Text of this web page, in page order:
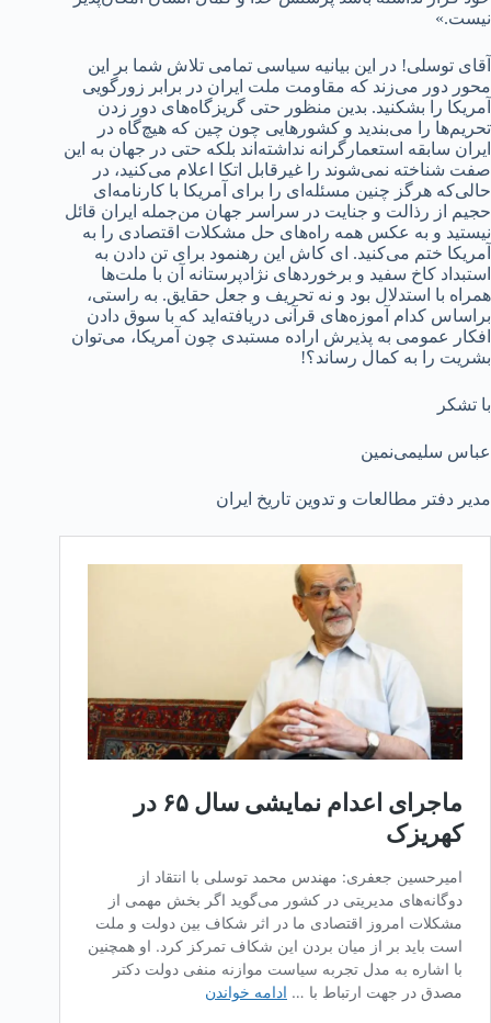
نیست.»
آقای توسلی! در این بیانیه سیاسی تمامی تلاش شما بر این
محور دور می‌زند که مقاومت ملت ایران در برابر زورگویی
آمریکا را بشکنید. بدین منظور حتی گریزگاه‌های دور زدن
تحریم‌ها را می‌بندید و کشورهایی چون چین که هیچ‌‌گاه در
ایران سابقه استعمارگرانه نداشته‌اند بلکه حتی در جهان به این
صفت شناخته نمی‌شوند را غیرقابل اتکا اعلام می‌کنید، در
حالی‌که هرگز چنین مسئله‌ای را برای آمریکا با کارنامه‌ای
حجیم از رذالت و جنایت در سراسر جهان من‌جمله ایران قائل
نیستید و به عکس همه راه‌های حل مشکلات اقتصادی را به
آمریکا ختم می‌کنید. ای کاش این رهنمود برای تن دادن به
استبداد کاخ سفید و برخوردهای نژادپرستانه آن با ملت‌ها
همراه با استدلال بود و نه تحریف و جعل حقایق. به راستی،
براساس کدام آموزه‌های قرآنی دریافته‌اید که با سوق دادن
افکار عمومی به پذیرش اراده مستبدی چون آمریکا، می‌توان
بشریت را به کمال رساند؟!
با تشکر
عباس سلیمی‌نمین
مدیر دفتر مطالعات و تدوین تاریخ ایران